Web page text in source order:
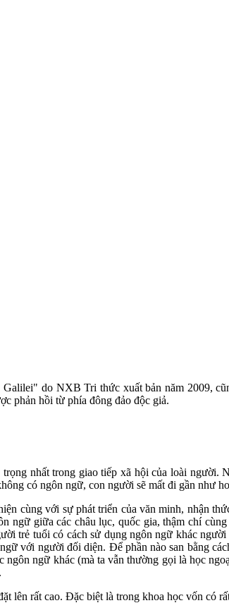
do NXB Tri thức xuất bản năm 2009,
phản hồi từ phía đông đảo độc giả.
nhất trong giao tiếp xã hội của loài người.
có ngôn ngữ, con người sẽ mất đi gần như
cùng với sự phát triển của văn minh, nhận
ngữ giữa các châu lục, quốc gia, thậm chí
trẻ tuổi có cách sử dụng ngôn ngữ khác
với người đối diện. Để phần nào san bằng
ngữ khác (mà ta vẫn thường gọi là học
lên rất cao. Đặc biệt là trong khoa học vốn có